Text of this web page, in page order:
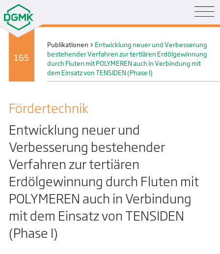
165
Publikationen > Entwicklung neuer und Verbesserung
bestehender Verfahren zur tertiären Erdölgewinnung
durch Fluten mit POLYMEREN auch in Verbindung mit
dem Einsatz von TENSIDEN (Phase I)
Förder­technik
Entwicklung neuer und
Verbesserung bestehender
Verfahren zur tertiären
Erdölgewinnung durch Fluten mit
POLYMEREN auch in Verbindung
mit dem Einsatz von TENSIDEN
(Phase I)